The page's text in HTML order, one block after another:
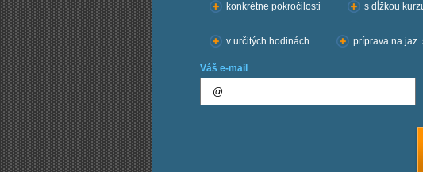
konkrétne pokročilosti
s dĺžkou
v určitých hodinách príprava na jaz.
Váš e-mail